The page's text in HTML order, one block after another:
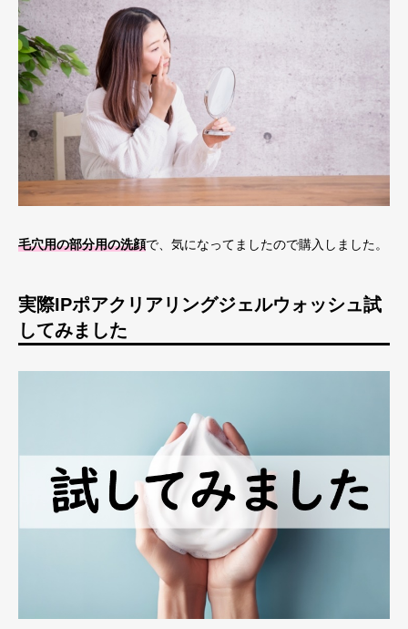
毛穴用の部分用の洗顔で、気になってましたので購入しました。
実際IPポアクリアリングジェルウォッシュ試
してみました